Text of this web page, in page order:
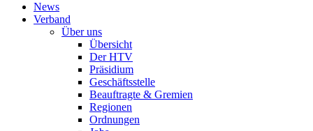
News
Verband
Über uns
Übersicht
Der HTV
Präsidium
Geschäftsstelle
Beauftragte & Gremien
Regionen
Ordnungen